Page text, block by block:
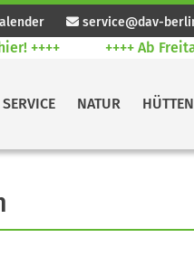
service@dav-
++++ ++++ Ab
SERVICE NATUR HÜTTEN